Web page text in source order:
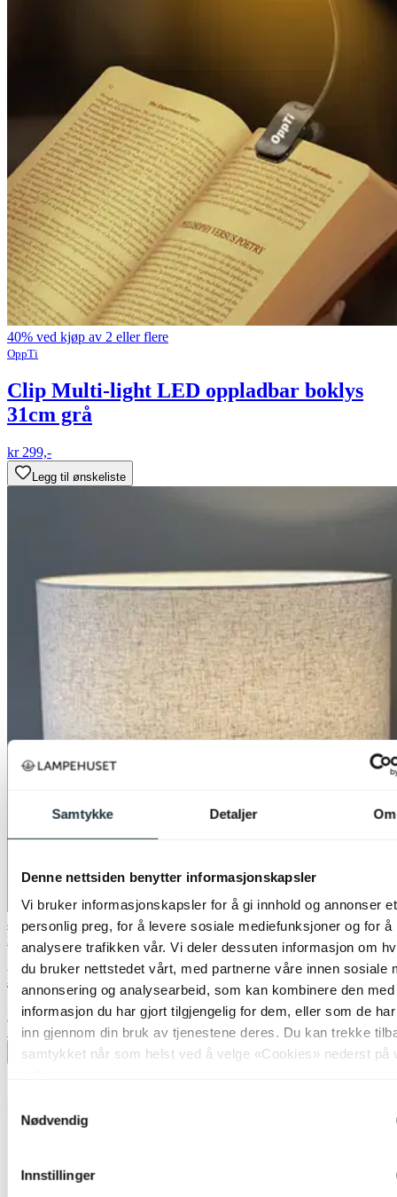
Samtykke Detaljer Om
Denne nettsiden benytter informasjonskapsler
Vi bruker informasjonskapsler for å gi innhold og annonser et
personlig preg, for å levere sosiale mediefunksjoner og for å
analysere trafikken vår. Vi deler dessuten informasjon om
du bruker nettstedet vårt, med partnerne våre innen sosiale
annonsering og analysearbeid, som kan kombinere den med
informasjon du har gjort tilgjengelig for dem, eller som de
inn gjennom din bruk av tjenestene deres. Du kan trekke
samtykket når som helst ved å velge «Cookies» nederst på
Nødvendig
Innstillinger
40% ved kjøp av 2 eller flere
OppTi
Clip Multi-light LED oppladbar boklys
31cm grå
kr 299,-
Legg til ønskeliste
40% ved kjøp av 2 eller flere
Nova Life
Blefjell skjerm rund 45cm beige
kr 1 099,-
70%
Legg til ønskeliste